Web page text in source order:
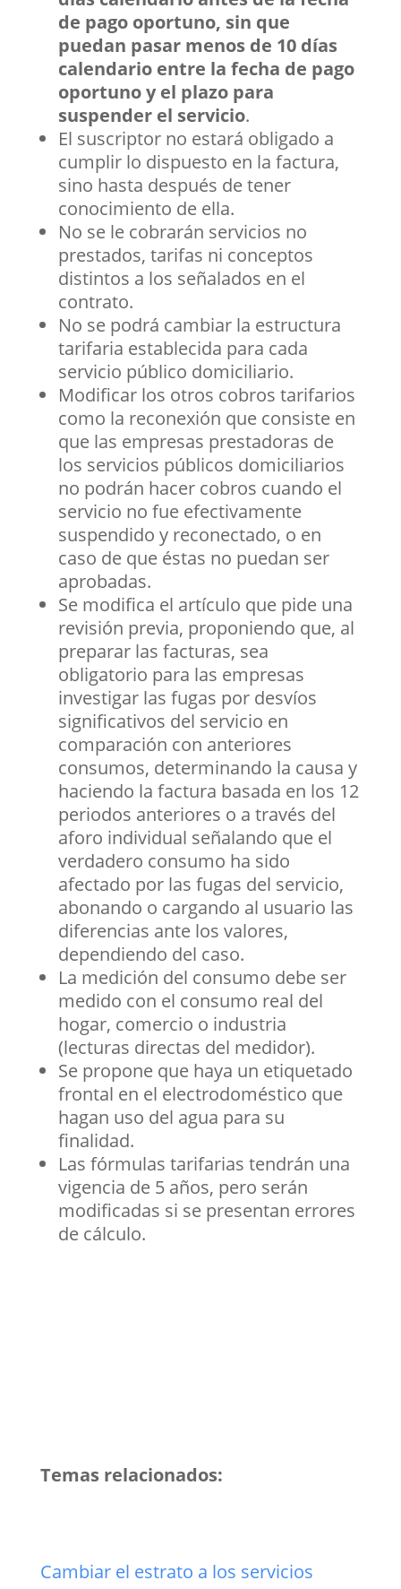
de pago oportuno, sin que
puedan pasar menos de 10 días
calendario entre la fecha de pago
oportuno y el plazo para
suspender el servicio.
El suscriptor no estará obligado a
cumplir lo dispuesto en la factura,
sino hasta después de tener
conocimiento de ella.
No se le cobrarán servicios no
prestados, tarifas ni conceptos
distintos a los señalados en el
contrato.
No se podrá cambiar la estructura
tarifaria establecida para cada
servicio público domiciliario.
Modificar los otros cobros tarifarios
como la reconexión que consiste en
que las empresas prestadoras de
los servicios públicos domiciliarios
no podrán hacer cobros cuando el
servicio no fue efectivamente
suspendido y reconectado, o en
caso de que éstas no puedan ser
aprobadas.
Se modifica el artículo que pide una
revisión previa, proponiendo que, al
preparar las facturas, sea
obligatorio para las empresas
investigar las fugas por desvíos
significativos del servicio en
comparación con anteriores
consumos, determinando la causa y
haciendo la factura basada en los 12
periodos anteriores o a través del
aforo individual señalando que el
verdadero consumo ha sido
afectado por las fugas del servicio,
abonando o cargando al usuario las
diferencias ante los valores,
dependiendo del caso.
La medición del consumo debe ser
medido con el consumo real del
hogar, comercio o industria
(lecturas directas del medidor).
Se propone que haya un etiquetado
frontal en el electrodoméstico que
hagan uso del agua para su
finalidad.
Las fórmulas tarifarias tendrán una
vigencia de 5 años, pero serán
modificadas si se presentan errores
de cálculo.
Temas relacionados:
Cambiar el estrato a los servicios